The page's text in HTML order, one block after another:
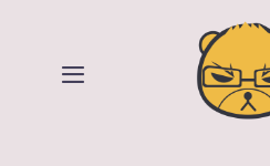
contentToggle